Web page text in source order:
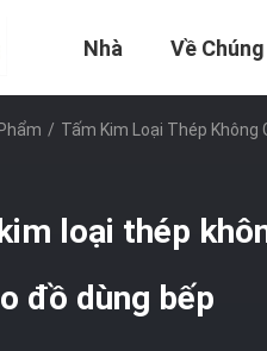
Nhà Về
/ Tấm Kim Loại Thép Không
loại thép
đồ dùng bếp